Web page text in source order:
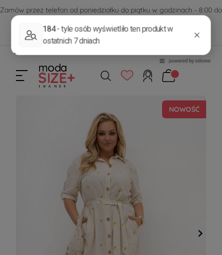
Zamów przez telefon od poniedziałku do piątku w godzinach - 8:00 do
570 390 351
sklep@modasizeplus.pl
NOWOŚĆ